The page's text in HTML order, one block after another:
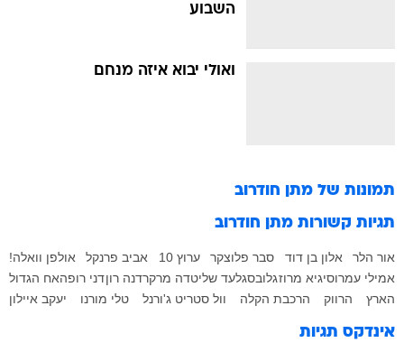
השבוע
ואולי יבוא איזה מנחם
תמונות של מתן חודרוב
תגיות קשורות מתן חודרוב
אור הלר אלון בן דוד סבר פלוצקר ערוץ 10 אביב פרנקל
אולפן וואלה!
אמילי עמרוסיגיא מרוזגלובסגלעד שליטדה מרקרדנה רוןדני רופהאח הגדול
הארץ
הרווק הרכבת הקלה וול סטריט ג'ורנל טלי מורנו יעקב איילון
אינדקס תגיות